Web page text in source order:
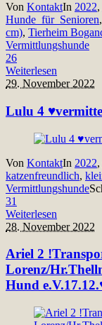
Von KontaktIn 2022,
Hunde_für_Senioren,
cm), Tierheim
Vermittlungshunde
26
Weiterlesen
29. November 2022
Lulu 4
Von KontaktIn 2022,
katzenfreundlich,
Vermittlungshunde
31
Weiterlesen
28. November 2022
Ariel 2
Lorenz/
Hund